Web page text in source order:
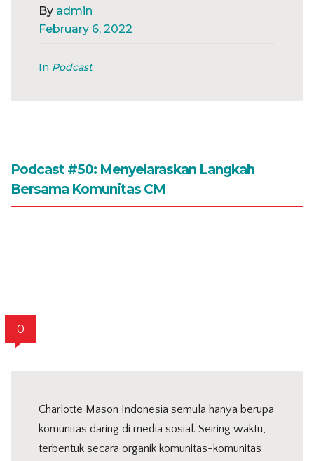
By admin
February 6, 2022
In Podcast
Podcast #50: Menyelaraskan Langkah
Bersama Komunitas CM
0
Charlotte Mason Indonesia semula hanya berupa
komunitas daring di media sosial. Seiring waktu,
terbentuk secara organik komunitas-komunitas